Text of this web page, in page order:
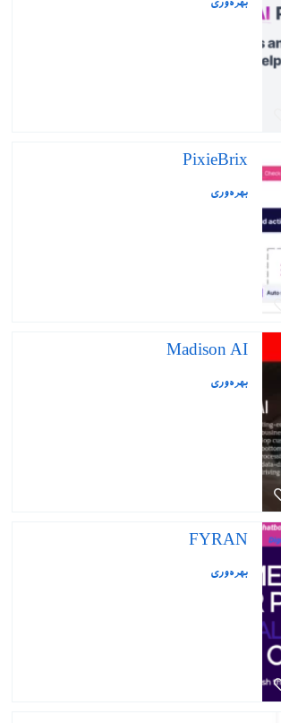
بهره‌وری
PixieBrix
بهره‌وری
Madison AI
بهره‌وری
FYRAN
بهره‌وری